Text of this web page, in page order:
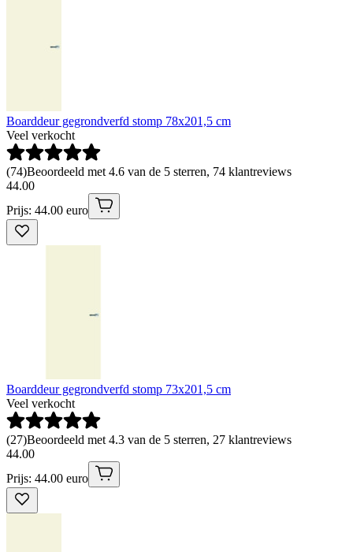
Boarddeur gegrondverfd stomp 78x201,5 cm
Veel verkocht
(74)Beoordeeld met 4.6 van de 5 sterren, 74 klantreviews
44.00
Prijs: 44.00 euro
Boarddeur gegrondverfd stomp 73x201,5 cm
Veel verkocht
(27)Beoordeeld met 4.3 van de 5 sterren, 27 klantreviews
44.00
Prijs: 44.00 euro